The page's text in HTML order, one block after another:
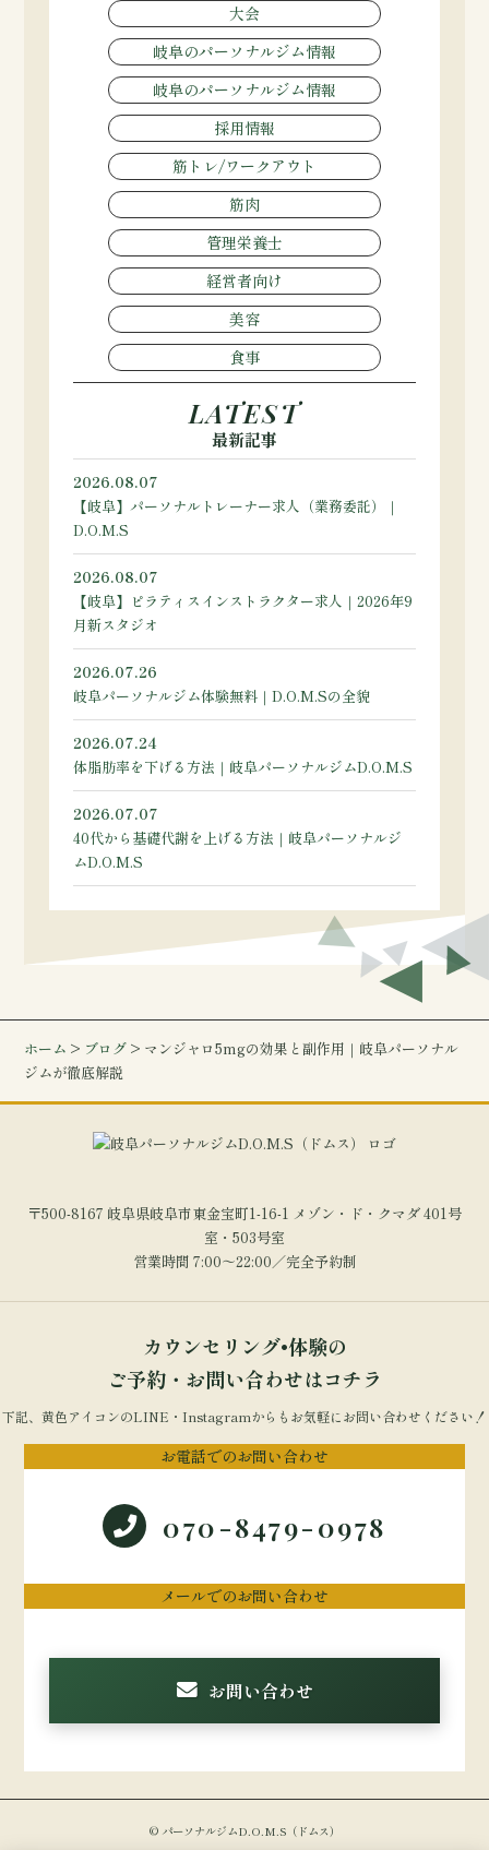
大会
岐阜のパーソナルジム情報
岐阜のパーソナルジム情報
採用情報
筋トレ/ワークアウト
筋肉
管理栄養士
経営者向け
美容
食事
LATEST
最新記事
2026.08.07
【岐阜】パーソナルトレーナー求人（業務委託）｜
D.O.M.S
2026.08.07
【岐阜】ピラティスインストラクター求人｜2026年9
月新スタジオ
2026.07.26
岐阜パーソナルジム体験無料｜D.O.M.Sの全貌
2026.07.24
体脂肪率を下げる方法｜岐阜パーソナルジムD.O.M.S
2026.07.07
40代から基礎代謝を上げる方法｜岐阜パーソナルジ
ムD.O.M.S
ホーム > ブログ > マンジャロ5mgの効果と副作用｜岐阜パーソナル
ジムが徹底解説
〒500-8167 岐阜県岐阜市東金宝町1-16-1 メゾン・ド・クマダ 401号
室・503号室
営業時間 7:00～22:00／完全予約制
カウンセリング•体験の
ご予約・お問い合わせはコチラ
下記、黄色アイコンのLINE・Instagramからもお気軽にお問い合わせください！
お電話でのお問い合わせ
070-8479-0978
メールでのお問い合わせ
お問い合わせ
© パーソナルジムD.O.M.S（ドムス）